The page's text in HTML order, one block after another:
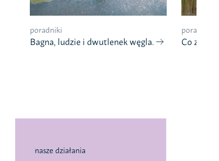
poradniki
Bagna, ludzie i dwutlenek węgla.
poradniki
Co
nasze działania